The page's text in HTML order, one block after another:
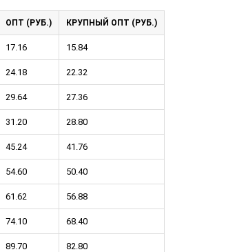
скрытый
террас
ОПТ (РУБ.) КРУПНЫЙ ОПТ (РУБ.)
17.16 15.84
24.18 22.32
29.64 27.36
31.20 28.80
45.24 41.76
54.60 50.40
61.62 56.88
74.10 68.40
89.70 82.80